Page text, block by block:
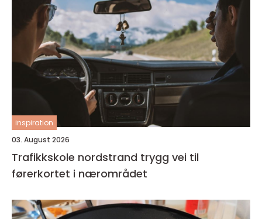
inspiration
03. August 2026
Trafikkskole nordstrand trygg vei til
førerkortet i nærområdet